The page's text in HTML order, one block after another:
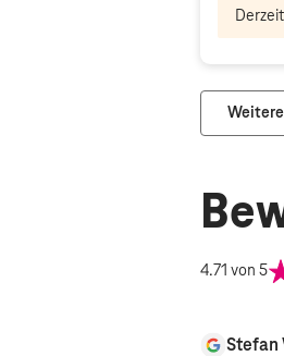
4.71 von 5
Stefan